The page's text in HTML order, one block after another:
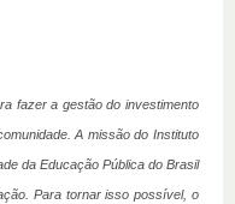
fazer a gestão do investimento
A missão do Instituto
da Educação Pública do Brasil
Para tornar isso possível, o